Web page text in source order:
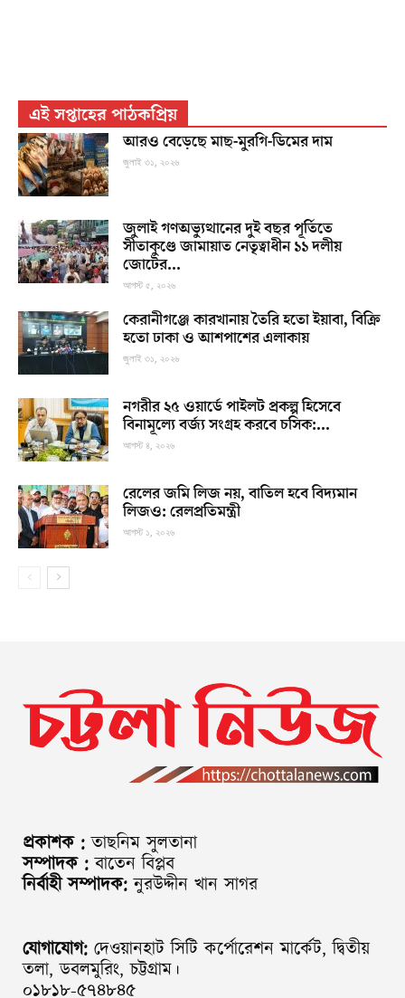
এই সপ্তাহের পাঠকপ্রিয়
আরও বেড়েছে মাছ-মুরগি-ডিমের দাম
জুলাই ৩১, ২০২৬
জুলাই গণঅভ্যুত্থানের দুই বছর পূর্তিতে
সীতাকুণ্ডে জামায়াত নেতৃত্বাধীন ১১ দলীয়
জোটের...
আগস্ট ৫, ২০২৬
কেরানীগঞ্জে কারখানায় তৈরি হতো ইয়াবা, বিক্রি
হতো ঢাকা ও আশপাশের এলাকায়
জুলাই ৩১, ২০২৬
নগরীর ২৫ ওয়ার্ডে পাইলট প্রকল্প হিসেবে
বিনামূল্যে বর্জ্য সংগ্রহ করবে চসিক:...
আগস্ট ৪, ২০২৬
রেলের জমি লিজ নয়, বাতিল হবে বিদ্যমান
লিজও: রেলপ্রতিমন্ত্রী
আগস্ট ১, ২০২৬
প্রকাশক : তাছনিম সুলতানা
সম্পাদক : বাতেন বিপ্লব
নির্বাহী সম্পাদক: নুরউদ্দীন খান সাগর
যোগাযোগ: দেওয়ানহাট সিটি কর্পোরেশন মার্কেট, দ্বিতীয়
তলা, ডবলমুরিং, চট্টগ্রাম।
০১৮১৮-৫৭৪৮৪৫